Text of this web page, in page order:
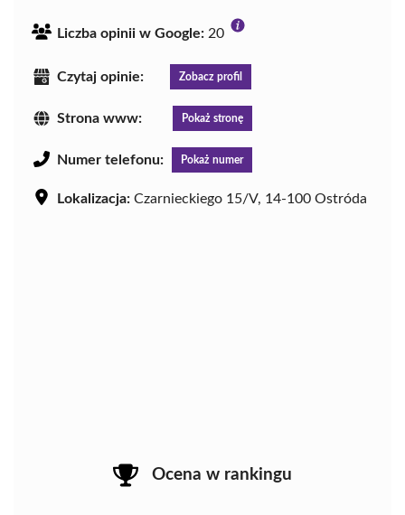
Liczba opinii w Google: 20
Czytaj opinie: Zobacz profil
Strona www: Pokaż stronę
Numer telefonu: Pokaż numer
Lokalizacja: Czarnieckiego 15/V, 14-100 Ostróda
Ocena w rankingu